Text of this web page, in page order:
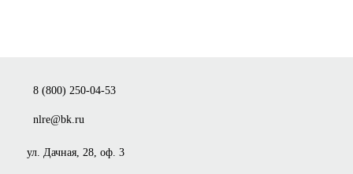
8 (800) 250-04-53
nlre@bk.ru
ул. Дачная, 28, оф. 3